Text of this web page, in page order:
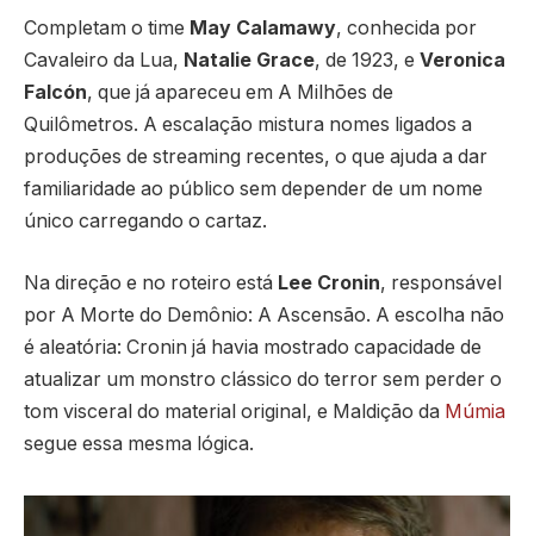
Completam o time May Calamawy, conhecida por
Cavaleiro da Lua, Natalie Grace, de 1923, e Veronica
Falcón, que já apareceu em A Milhões de
Quilômetros. A escalação mistura nomes ligados a
produções de streaming recentes, o que ajuda a dar
familiaridade ao público sem depender de um nome
único carregando o cartaz.
Na direção e no roteiro está Lee Cronin, responsável
por A Morte do Demônio: A Ascensão. A escolha não
é aleatória: Cronin já havia mostrado capacidade de
atualizar um monstro clássico do terror sem perder o
tom visceral do material original, e Maldição da Múmia
segue essa mesma lógica.